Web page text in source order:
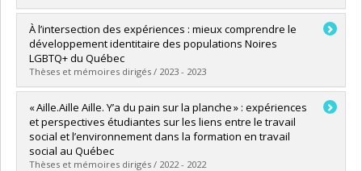
Diplômé(e) :Chehaitly, Sébastien
Cycle :Maîtrise
Diplôme obtenu :M. Sc.
Lien vers le document dans Papyrus
À l’intersection des expériences : mieux comprendre le
développement identitaire des populations Noires
LGBTQ+ du Québec
Thèses et mémoires dirigés / 2023 - 2023
Diplômé(e) :Mousseau, Vincent
Cycle :Maîtrise
Diplôme obtenu :M. Sc.
Lien vers le document dans Papyrus
« Aille.Aille Aille. Y’a du pain sur la planche » : expériences
et perspectives étudiantes sur les liens entre le travail
social et l’environnement dans la formation en travail
social au Québec
Thèses et mémoires dirigés / 2022 - 2022